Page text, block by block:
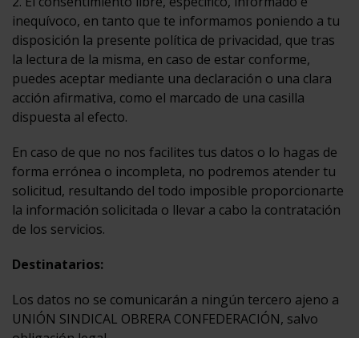
inequívoco, en tanto que te informamos poniendo a tu
disposición la presente política de privacidad, que tras
la lectura de la misma, en caso de estar conforme,
puedes aceptar mediante una declaración o una clara
acción afirmativa, como el marcado de una casilla
dispuesta al efecto.
En caso de que no nos facilites tus datos o lo hagas de
forma errónea o incompleta, no podremos atender tu
solicitud, resultando del todo imposible proporcionarte
la información solicitada o llevar a cabo la contratación
de los servicios.
Destinatarios:
Los datos no se comunicarán a ningún tercero ajeno a
UNIÓN SINDICAL OBRERA CONFEDERACIÓN, salvo